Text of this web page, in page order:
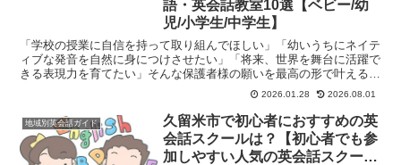
語・英会話教室10選【ベビー/幼
児/小学生/中学生】
「学校の授業に自信を持って取り組んでほしい」「幼いうちにネイテ
ィブな発音を自然に身につけさせたい」「将来、世界を舞台に活躍で
きる表現力を育てたい」そんな保護者様の願いを最高の形で叶えるの
が、子供向け英語・英会話教室です。千葉県習志野市には、...
2026.01.28 2026.08.01
地域別英会話ガイド
久留米市で初心者におすすめの英
会話スクールは？【初心者でも参
加しやすい人気の英会話スクール